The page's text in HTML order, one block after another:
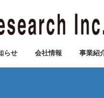
らせ 会社情報 事業紹